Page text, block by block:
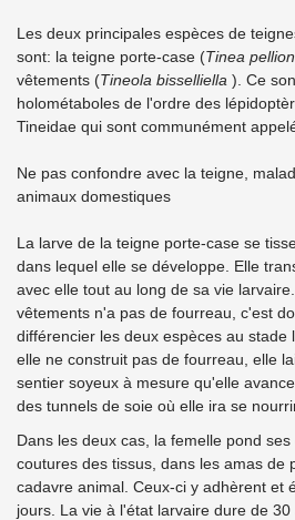
Les deux principales espèces de
sont: la teigne porte-case (Tinea
vêtements (Tineola bisselliella ). Ce
holométaboles de l'ordre des
Tineidae qui sont communément
Ne pas confondre avec la teigne,
animaux domestiques
La larve de la teigne porte-case se
dans lequel elle se développe. Elle
avec elle tout au long de sa vie
vêtements n'a pas de fourreau, c'est
différencier les deux espèces au stade
elle ne construit pas de fourreau, elle
sentier soyeux à mesure qu'elle
des tunnels de soie où elle ira se
Dans les deux cas, la femelle pond
coutures des tissus, dans les amas de
cadavre animal. Ceux-ci y adhèrent et
jours. La vie à l'état larvaire dure de